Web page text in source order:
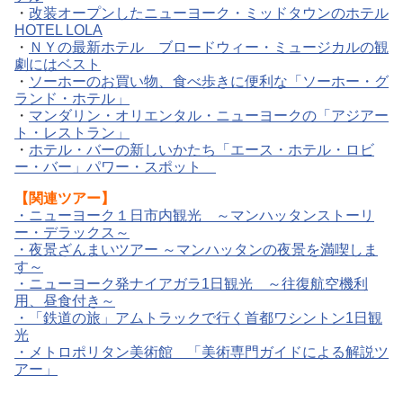
・ 改装オープンしたニューヨーク・ミッドタウンのホテル
HOTEL LOLA
・ ＮＹの最新ホテル ブロードウィー・ミュージカルの観
劇にはベスト
・ ソーホーのお買い物、食べ歩きに便利な「ソーホー・グ
ランド・ホテル」
・ マンダリン・オリエンタル・ニューヨークの「アジアー
ト・レストラン」
・ ホテル・バーの新しいかたち「エース・ホテル・ロビ
ー・バー」パワー・スポット
【関連ツアー】
・ ニューヨーク１日市内観光 ～マンハッタンストーリ
ー・デラックス～
・ 夜景ざんまいツアー ～マンハッタンの夜景を満喫しま
す～
・ ニューヨーク発ナイアガラ1日観光 ～往復航空機利
用、昼食付き～
・
「鉄道の旅」アムトラックで行く首都ワシントン1日観
光
・ メトロポリタン美術館 「美術専門ガイドによる解説ツ
アー」